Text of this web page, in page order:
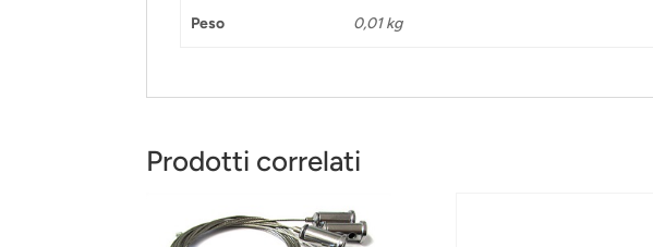
Peso 0,01 kg
Prodotti correlati